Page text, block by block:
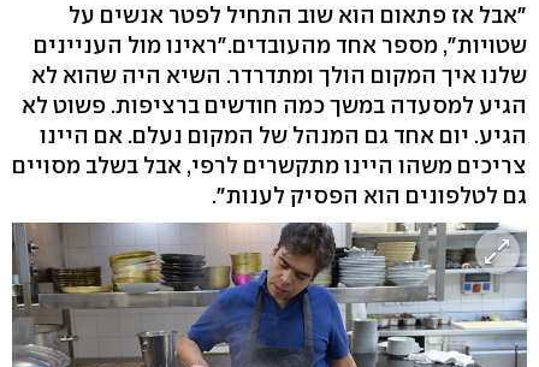
"אבל אז פתאום הוא שוב התחיל לפטר אנשים על
שטויות", מספר אחד מהעובדים."ראינו מול העניינים
שלנו איך המקום הולך ומתדרדר. השיא היה שהוא לא
הגיע למסעדה במשך כמה חודשים ברציפות. פשוט לא
הגיע. יום אחד גם המנהל של המקום נעלם. אם היינו
צריכים משהו היינו מתקשרים לרפי, אבל בשלב מסויים
גם לטלפונים הוא הפסיק לענות".